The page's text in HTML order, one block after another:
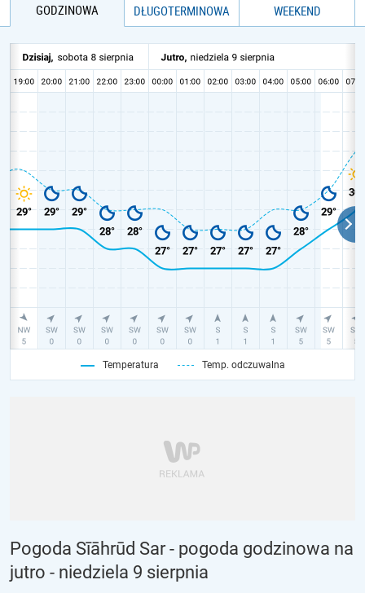
GODZINOWA
DŁUGOTERMINOWA
WEEKEND
Temperatura Temp. odczuwalna
Pogoda Sīāhrūd Sar - pogoda godzinowa na
jutro - niedziela 9 sierpnia